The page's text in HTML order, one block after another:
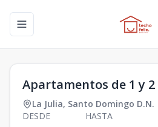
Toggle navigation menu
Apartamentos de 1 y
La Julia, Santo Domingo D.N.
DESDE
HASTA